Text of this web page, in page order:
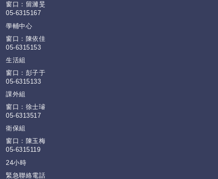
窗口：留濰旻
05-6315167
學輔中心
窗口：陳依佳
05-6315153
生活組
窗口：彭子于
05-6315133
課外組
窗口：徐士璿
05-6313517
衛保組
窗口：陳玉梅
05-6315119
24小時
緊急聯絡電話